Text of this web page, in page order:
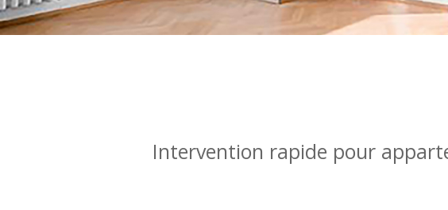
Intervention rapide pour